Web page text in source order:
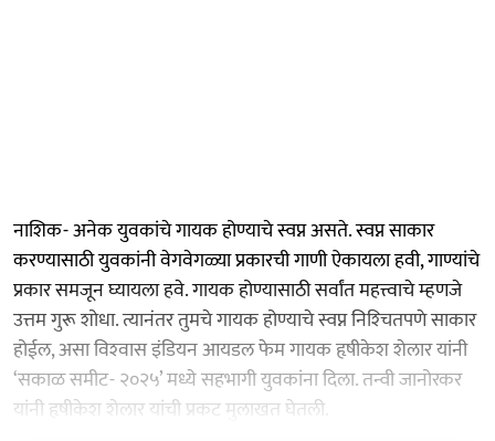
नाशिक- अनेक युवकांचे गायक होण्याचे स्वप्न असते. स्वप्न साकार
करण्यासाठी युवकांनी वेगवेगळ्या प्रकारची गाणी ऐकायला हवी, गाण्यांचे
प्रकार समजून घ्यायला हवे. गायक होण्यासाठी सर्वांत महत्त्वाचे म्हणजे
उत्तम गुरू शोधा. त्यानंतर तुमचे गायक होण्याचे स्वप्न निश्‍चितपणे साकार
होईल, असा विश्‍वास इंडियन आयडल फेम गायक हृषीकेश शेलार यांनी
‘सकाळ समीट- २०२५’ मध्ये सहभागी युवकांना दिला. तन्वी जानोरकर
यांनी हृषीकेश शेलार यांची प्रकट मुलाखत घेतली.